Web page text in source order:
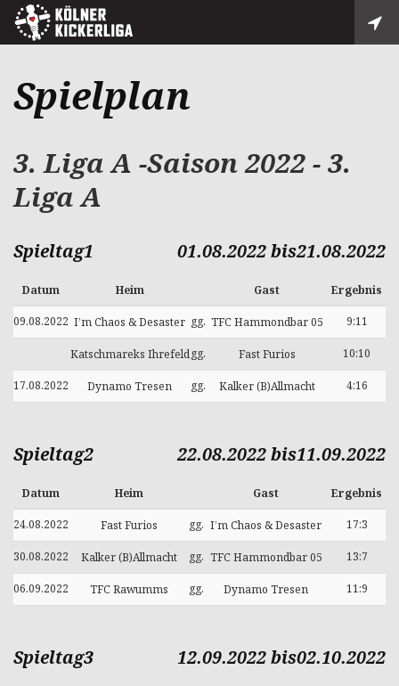
Spielplan
3. Liga A -Saison 2022 - 3.
Liga A
Spieltag1 01.08.2022 bis21.08.2022
Datum Heim Gast Ergebnis
09.08.2022 I’m Chaos & Desaster gg. TFC Hammondbar 05 9:11
Katschmareks Ihrefeldgg. Fast Furios 10:10
17.08.2022 Dynamo Tresen gg. Kalker (B)Allmacht 4:16
Spieltag2 22.08.2022 bis11.09.2022
Datum Heim Gast Ergebnis
24.08.2022 Fast Furios gg. I’m Chaos & Desaster 17:3
30.08.2022 Kalker (B)Allmacht gg. TFC Hammondbar 05 13:7
06.09.2022 TFC Rawumms gg. Dynamo Tresen 11:9
Spieltag3 12.09.2022 bis02.10.2022